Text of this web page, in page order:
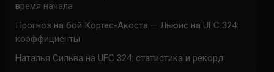
время начала
Прогноз на бой Кортес-Акоста — Льюис на UFC 324:
коэффициенты
Наталья Сильва на UFC 324: статистика и рекорд